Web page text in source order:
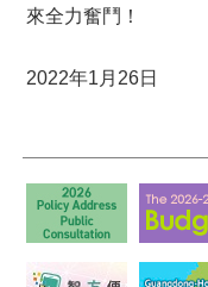
來全力奮鬥！
2022年1月26日